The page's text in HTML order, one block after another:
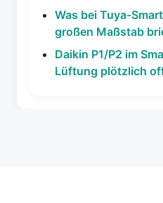
Was bei Tuya-
großen Maßstab
Daikin P1/P2 im
Lüftung plötzlich